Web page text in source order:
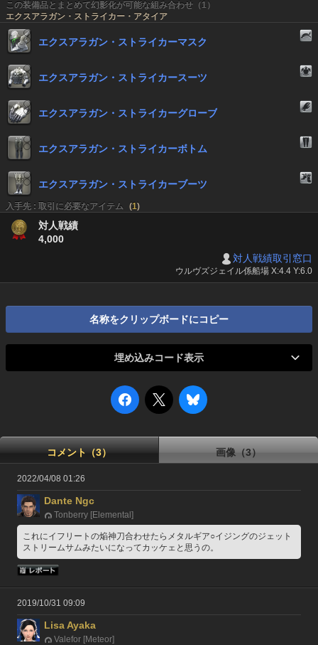
この装備品とまとめて幻影化が可能な組み合わせ（1）
エクスアラガン・ストライカー・アタイア
エクスアラガン・ストライカーマスク
エクスアラガン・ストライカースーツ
エクスアラガン・ストライカーグローブ
エクスアラガン・ストライカーボトム
エクスアラガン・ストライカーブーツ
入手先 : 取引に必要なアイテム (1)
対人戦績
4,000
対人戦績取引窓口
ウルヴズジェイル係船場 X:4.4 Y:6.0
名称をクリップボードにコピー
埋め込みコード表示
コメント（3） 画像（3）
2022/04/08 01:26
Dante Ngc
Tonberry [Elemental]
これにイフリートの焔神刀合わせたらメタルギア○イジングのジェット
ストリームサムみたいになってカッケェと思うの。
2019/10/31 09:09
Lisa Ayaka
Valefor [Meteor]